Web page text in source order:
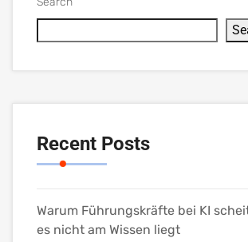
Recent Posts
Warum Führungskräfte bei KI
es nicht am Wissen liegt